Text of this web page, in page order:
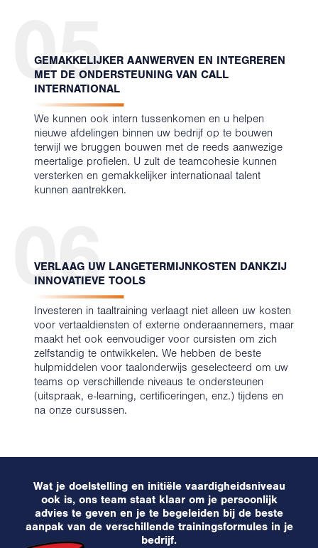
05
GEMAKKELIJKER AANWERVEN EN INTEGREREN
MET DE ONDERSTEUNING VAN CALL
INTERNATIONAL
We kunnen ook intern tussenkomen en u helpen
nieuwe afdelingen binnen uw bedrijf op te bouwen
terwijl we bruggen bouwen met de reeds aanwezige
meertalige profielen. U zult de teamcohesie kunnen
versterken en gemakkelijker internationaal talent
kunnen aantrekken.
06
VERLAAG UW LANGETERMIJNKOSTEN DANKZIJ
INNOVATIEVE TOOLS
Investeren in taaltraining verlaagt niet alleen uw kosten
voor vertaaldiensten of externe onderaannemers, maar
maakt het ook eenvoudiger voor cursisten om zich
zelfstandig te ontwikkelen. We hebben de beste
hulpmiddelen voor taalonderwijs geselecteerd om uw
teams op verschillende niveaus te ondersteunen
(uitspraak, e-learning, certificeringen, enz.) tijdens en
na onze cursussen.
Wat je doelstelling en initiële vaardigheidsniveau
ook is, ons team staat klaar om je persoonlijk
advies te geven en je te begeleiden bij de beste
aanpak van de verschillende trainingsformules in je
bedrijf.